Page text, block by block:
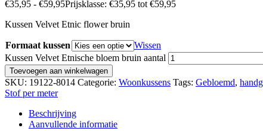
€35,95 - €59,95Prijsklasse: €35,95 tot €59,95
Kussen Velvet Etnic flower bruin
Formaat kussen
Wissen
Kussen Velvet Etnische bloem bruin aantal
Toevoegen aan winkelwagen
SKU: 19122-8014 Categorie: Woonkussens Tags: Gebloemd,
Stof per meter
Beschrijving
Aanvullende informatie